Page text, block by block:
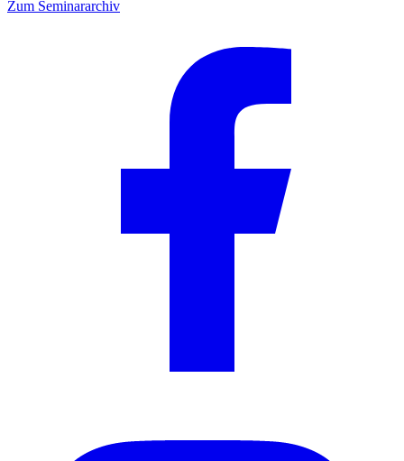
Zum Seminararchiv